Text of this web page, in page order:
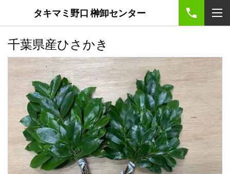
タキマミ野口 榊卸センター
千葉県産ひさかき